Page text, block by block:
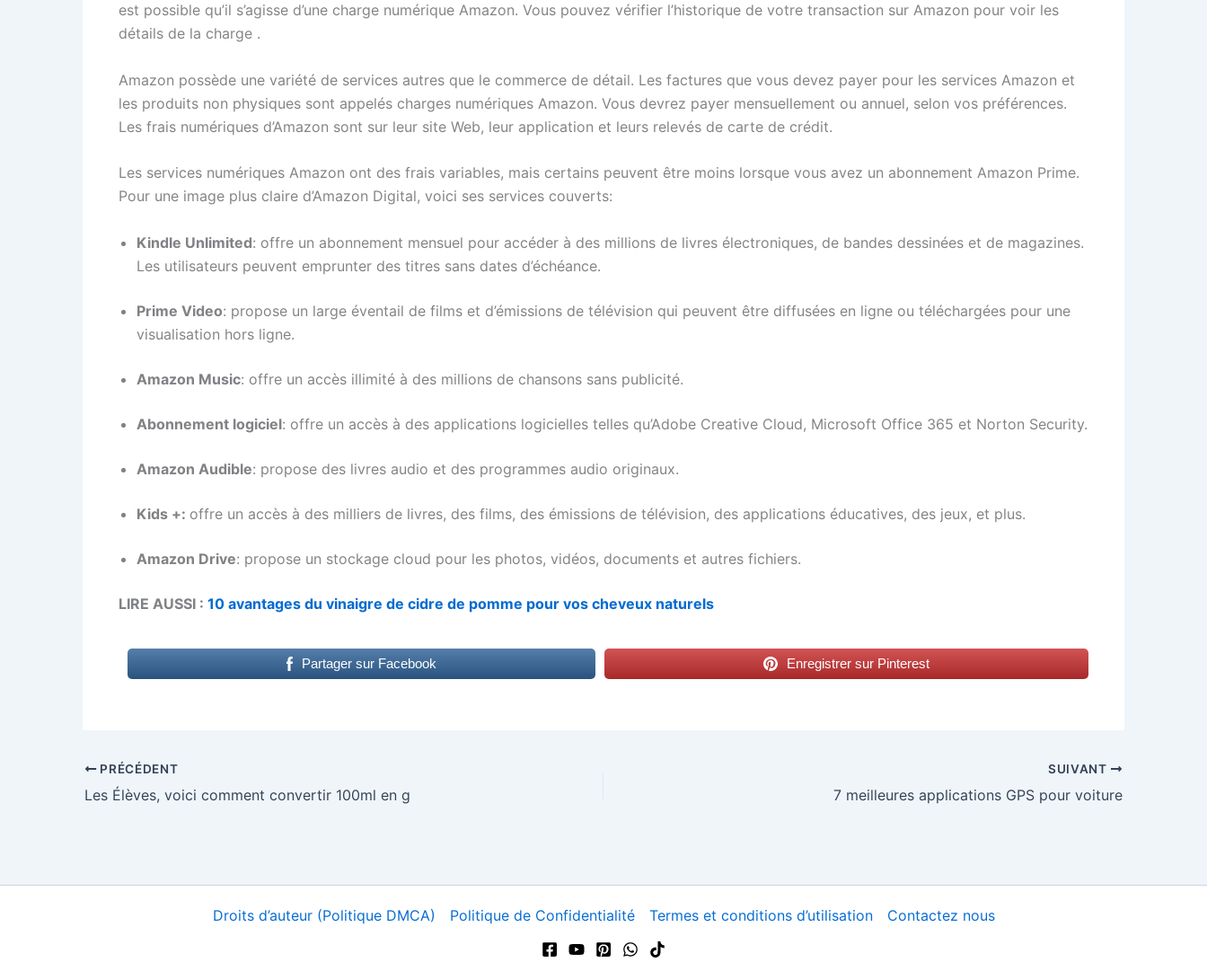
est possible qu’il s’agisse d’une charge numérique Amazon. Vous pouvez vérifier l’historique de votre transaction sur Amazon pour voir les
détails de la charge .
Amazon possède une variété de services autres que le commerce de détail. Les factures que vous devez payer pour les services Amazon et
les produits non physiques sont appelés charges numériques Amazon. Vous devrez payer mensuellement ou annuel, selon vos préférences.
Les frais numériques d’Amazon sont sur leur site Web, leur application et leurs relevés de carte de crédit.
Les services numériques Amazon ont des frais variables, mais certains peuvent être moins lorsque vous avez un abonnement Amazon Prime.
Pour une image plus claire d’Amazon Digital, voici ses services couverts:
Kindle Unlimited: offre un abonnement mensuel pour accéder à des millions de livres électroniques, de bandes dessinées et de magazines.
Les utilisateurs peuvent emprunter des titres sans dates d’échéance.
Prime Video: propose un large éventail de films et d’émissions de télévision qui peuvent être diffusées en ligne ou téléchargées pour une
visualisation hors ligne.
Amazon Music: offre un accès illimité à des millions de chansons sans publicité.
Abonnement logiciel: offre un accès à des applications logicielles telles qu’Adobe Creative Cloud, Microsoft Office 365 et Norton Security.
Amazon Audible: propose des livres audio et des programmes audio originaux.
Kids +: offre un accès à des milliers de livres, des films, des émissions de télévision, des applications éducatives, des jeux, et plus.
Amazon Drive: propose un stockage cloud pour les photos, vidéos, documents et autres fichiers.
LIRE AUSSI : 10 avantages du vinaigre de cidre de pomme pour vos cheveux naturels
Partager sur Facebook Enregistrer sur Pinterest
PRÉCÉDENT
Les Élèves, voici comment convertir 100ml en g
SUIVANT
7 meilleures applications GPS pour voiture
Droits d’auteur (Politique DMCA) Politique de Confidentialité Termes et conditions d’utilisation Contactez nous